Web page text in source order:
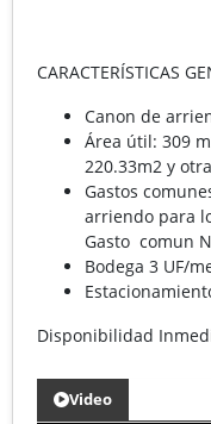
CARACTERÍSTICAS
Canon de
Área útil: 309
220.33m2 y
Gastos
arriendo para
Gasto comun
Bodega 3 UF/
Disponibilidad
Video